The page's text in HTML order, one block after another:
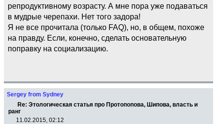
репродуктивному возрасту. А мне пора уже подаваться
в мудрые черепахи. Нет того задора!
Я не все прочитала (только FAQ), но, в общем, похоже
на правду. Если, конечно, сделать основательную
поправку на социализацию.
Sergey from Sydney
Re: Этологическая статья про Протопопова, Шипова, власть и
ранг
11.02.2015, 02:12